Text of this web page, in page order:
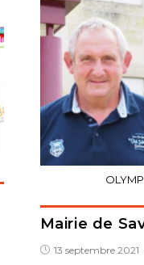
Mairie de
13 septembre 2021